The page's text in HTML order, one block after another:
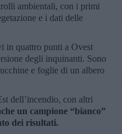
ambientali, con i primi
e i dati delle
in quattro punti a Ovest
degli inquinanti. Sono
e foglie di un albero
dell’incendio, con altri
un campione “bianco”
dei risultati.